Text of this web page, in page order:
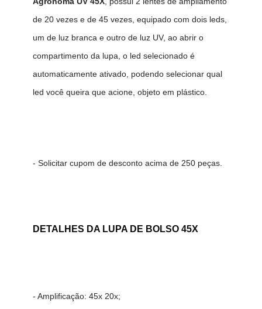
de 20 vezes e de 45 vezes, equipado com dois leds,
um de luz branca e outro de luz UV, ao abrir o
compartimento da lupa, o led selecionado é
automaticamente ativado, podendo selecionar qual
led você queira que acione, objeto em plástico.
- Solicitar cupom de desconto acima de 250 peças.
DETALHES DA LUPA DE BOLSO 45X
- Amplificação: 45x 20x;